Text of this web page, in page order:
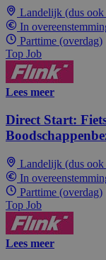
Landelijk (dus
In
Parttime (overdag)
Top Job
Lees meer
Direct Start:
Landelijk (dus
In
Parttime (overdag)
Top Job
Lees meer